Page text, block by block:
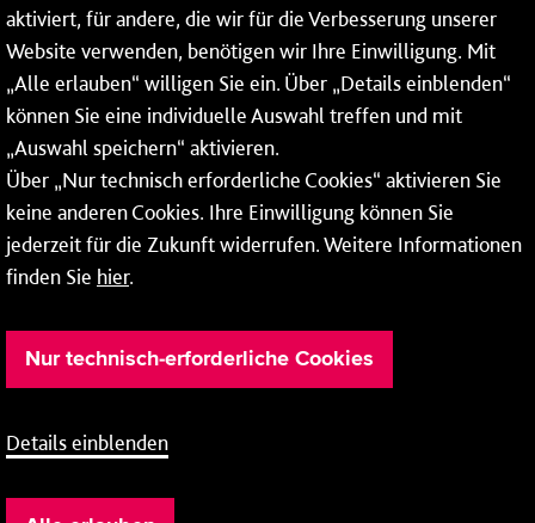
* Montags bis freitags bis 7 und ab 18 Uhr sowie an
Wochenenden und Feiertagen ganztags werden Ihre
Anrufe je nach Themenauswahl an ein Callcenter des
RMV oder von nextbike weitergeleitet. Dort erhalten Sie
ausschließlich Auskünfte zum Fahrplan bzw. zu
meinRad.
aktiviert, für andere, die wir für die Verbesserung unserer
Website verwenden, benötigen wir Ihre Einwilligung. Mit
„Alle erlauben“ willigen Sie ein. Über „Details einblenden“
können Sie eine individuelle Auswahl treffen und mit
„Auswahl speichern“ aktivieren.
Über „Nur technisch erforderliche Cookies“ aktivieren Sie
keine anderen Cookies. Ihre Einwilligung können Sie
jederzeit für die Zukunft widerrufen. Weitere Informationen
finden Sie hier.
Nur technisch-erforderliche Cookies
Details einblenden